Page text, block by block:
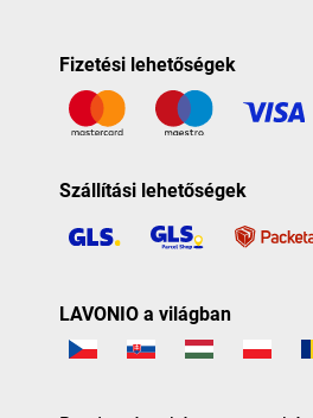
Fizetési lehetőségek
Szállítási lehetőségek
LAVONIO a világban